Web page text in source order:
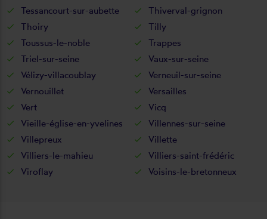
Tessancourt-sur-aubette
Thiverval-grignon
Thoiry
Tilly
Toussus-le-noble
Trappes
Triel-sur-seine
Vaux-sur-seine
Vélizy-villacoublay
Verneuil-sur-seine
Vernouillet
Versailles
Vert
Vicq
Vieille-église-en-yvelines
Villennes-sur-seine
Villepreux
Villette
Villiers-le-mahieu
Villiers-saint-frédéric
Viroflay
Voisins-le-bretonneux